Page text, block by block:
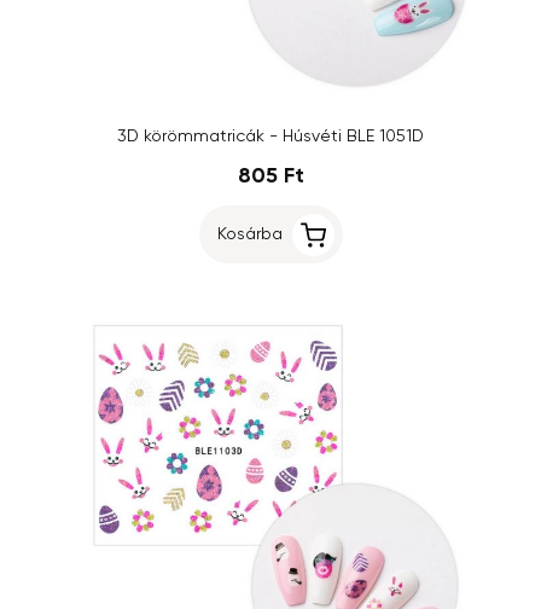
3D körömmatricák - Húsvéti BLE 1051D
805 Ft
Kosárba